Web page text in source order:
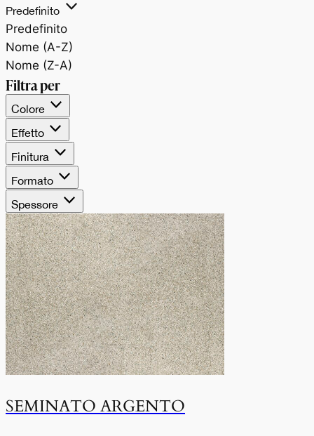
Predefinito
Predefinito
Nome (A-Z)
Nome (Z-A)
Filtra per
Colore
Effetto
Finitura
Formato
Spessore
SEMINATO ARGENTO